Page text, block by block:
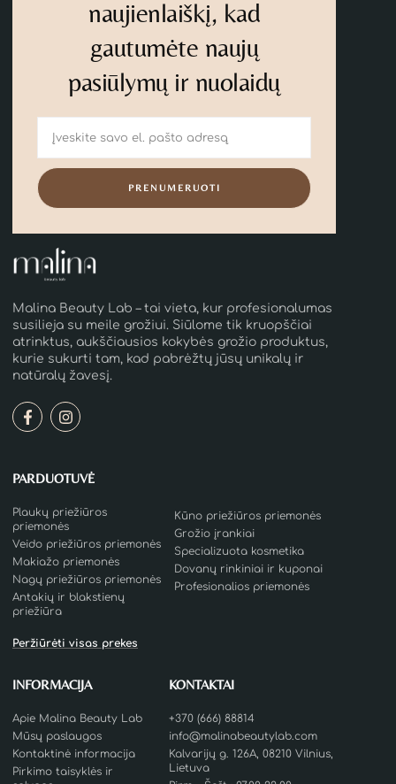
naujienlaiškį, kad
gautumėte naujų
pasiūlymų ir nuolaidų
PRENUMERUOTI
Malina Beauty Lab – tai vieta, kur profesionalumas
susilieja su meile grožiui. Siūlome tik kruopščiai
atrinktus, aukščiausios kokybės grožio produktus,
kurie sukurti tam, kad pabrėžtų jūsų unikalų ir
natūralų žavesį.
PARDUOTUVĖ
Plaukų priežiūros
priemonės
Veido priežiūros priemonės
Makiažo priemonės
Nagų priežiūros priemonės
Antakių ir blakstienų
priežiūra
Peržiūrėti visas prekes
Kūno priežiūros priemonės
Grožio įrankiai
Specializuota kosmetika
Dovanų rinkiniai ir kuponai
Profesionalios priemonės
INFORMACIJA
Apie Malina Beauty Lab
Mūsų paslaugos
Kontaktinė informacija
Pirkimo taisyklės ir
KONTAKTAI
+370 (666) 88814
info@malinabeautylab.com
Kalvarijų g. 126A, 08210 Vilnius,
Lietuva